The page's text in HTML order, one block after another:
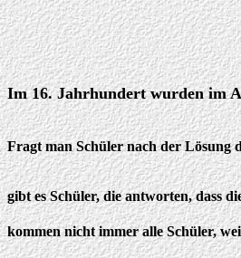
Im 16. Jahrhundert wurden im
Fragt man Schüler nach der Lösung
gibt es Schüler, die antworten, dass
kommen nicht immer alle Schüler,